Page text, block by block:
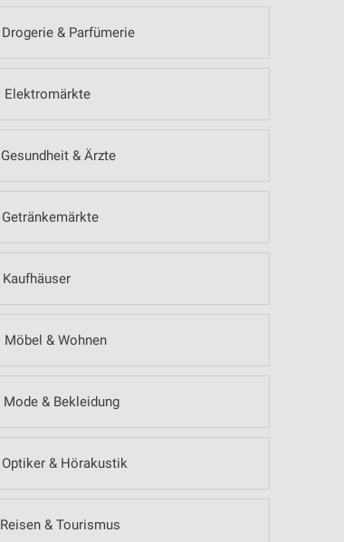
Drogerie & Parfümerie
Elektromärkte
Gesundheit & Ärzte
Getränkemärkte
Kaufhäuser
Möbel & Wohnen
Mode & Bekleidung
Optiker & Hörakustik
Reisen & Tourismus